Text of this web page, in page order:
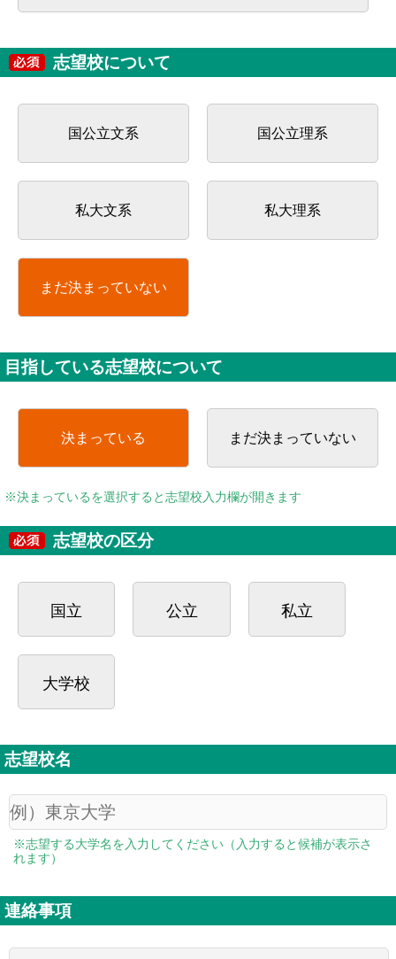
志望校について
国公立文系 国公立理系
私大文系 私大理系
まだ決まっていない
目指している志望校について
決まっている まだ決まっていない
※決まっているを選択すると志望校入力欄が開きます
志望校の区分
国立 公立 私立
大学校
志望校名
※志望する大学名を入力してください（入力すると候補が表示さ
れます）
連絡事項